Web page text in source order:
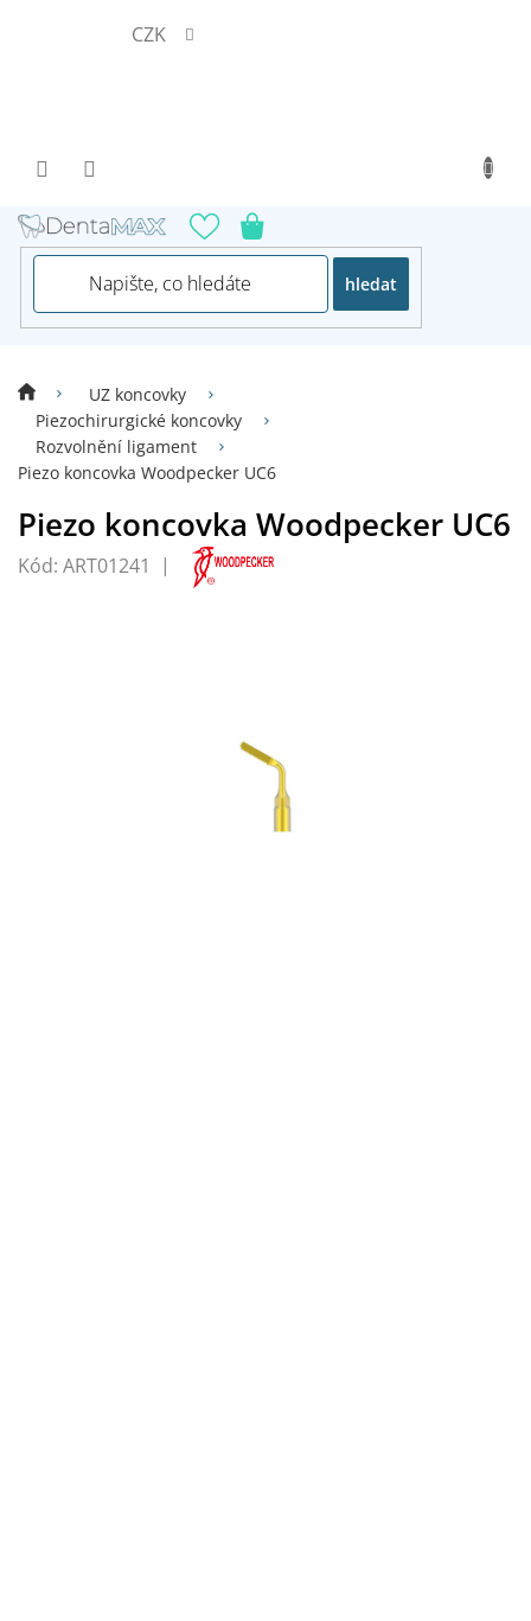
CZK
hledat
UZ koncovky
Piezochirurgické koncovky
Rozvolnění ligament
Piezo koncovka Woodpecker UC6
Piezo koncovka Woodpecker UC6
Kód: ART01241